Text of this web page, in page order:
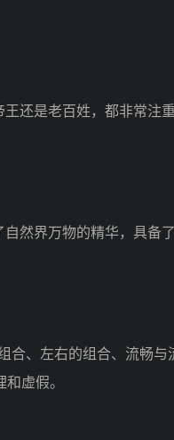
是老百姓，都非常注重
界万物的精华，具备
、左右的组合、流畅与
虚假。